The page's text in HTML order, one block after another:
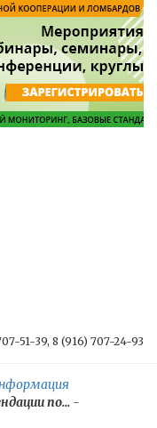
51-39, 8 (916) 707-24-93
по... -